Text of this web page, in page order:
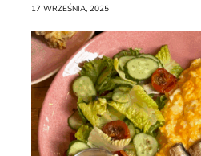
17 WRZEŚNIA, 2025